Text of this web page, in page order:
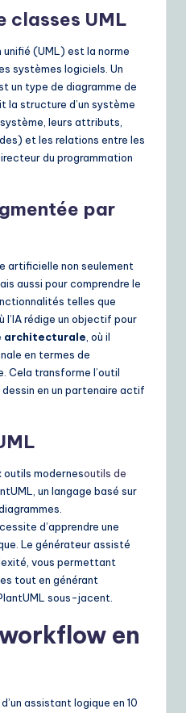
classes UML
(UML) est la norme
systèmes logiciels. Un
un type de diagramme de
structure d’un système
leurs attributs,
et les relations entre les
du programmation
par
artificielle non seulement
aussi pour comprendre le
telles que
l’IA rédige un objectif pour
architecturale, où il
en termes de
Cela transforme l’outil
en un partenaire actif
outils modernesoutils de
un langage basé sur
d’apprendre une
Le générateur assisté
vous permettant
tout en générant
sous-jacent.
en
assistant logique en 10